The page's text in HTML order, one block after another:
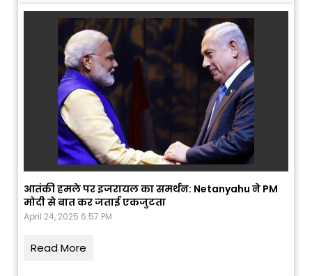
आतंकी हमले पर इजरायल का समर्थन: Netanyahu ने PM
मोदी से बात कर जताई एकजुटता
April 24, 2025 6:57 PM
Read More